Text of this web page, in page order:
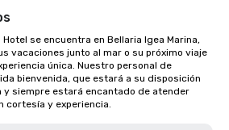
se encuentra en Bellaria Igea Marina,
vacaciones junto al mar o su próximo viaje
única. Nuestro personal de
bienvenida, que estará a su disposición
siempre estará encantado de atender
cortesía y experiencia.